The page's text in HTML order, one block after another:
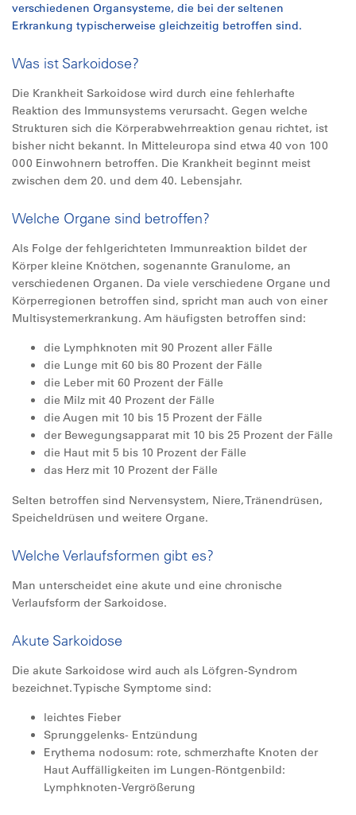
verschiedenen Organsysteme, die bei der seltenen
Erkrankung typischerweise gleichzeitig betroffen sind.
Was ist Sarkoidose?
Die Krankheit Sarkoidose wird durch eine fehlerhafte
Reaktion des Immunsystems verursacht. Gegen welche
Strukturen sich die Körperabwehrreaktion genau richtet, ist
bisher nicht bekannt. In Mitteleuropa sind etwa 40 von 100
000 Einwohnern betroffen. Die Krankheit beginnt meist
zwischen dem 20. und dem 40. Lebensjahr.
Welche Organe sind betroffen?
Als Folge der fehlgerichteten Immunreaktion bildet der
Körper kleine Knötchen, sogenannte Granulome, an
verschiedenen Organen. Da viele verschiedene Organe und
Körperregionen betroffen sind, spricht man auch von einer
Multisystemerkrankung. Am häufigsten betroffen sind:
die Lymphknoten mit 90 Prozent aller Fälle
die Lunge mit 60 bis 80 Prozent der Fälle
die Leber mit 60 Prozent der Fälle
die Milz mit 40 Prozent der Fälle
die Augen mit 10 bis 15 Prozent der Fälle
der Bewegungsapparat mit 10 bis 25 Prozent der Fälle
die Haut mit 5 bis 10 Prozent der Fälle
das Herz mit 10 Prozent der Fälle
Selten betroffen sind Nervensystem, Niere, Tränendrüsen,
Speicheldrüsen und weitere Organe.
Welche Verlaufsformen gibt es?
Man unterscheidet eine akute und eine chronische
Verlaufsform der Sarkoidose.
Akute Sarkoidose
Die akute Sarkoidose wird auch als Löfgren-Syndrom
bezeichnet. Typische Symptome sind:
leichtes Fieber
Sprunggelenks- Entzündung
Erythema nodosum: rote, schmerzhafte Knoten der
Haut Auffälligkeiten im Lungen-Röntgenbild:
Lymphknoten-Vergrößerung